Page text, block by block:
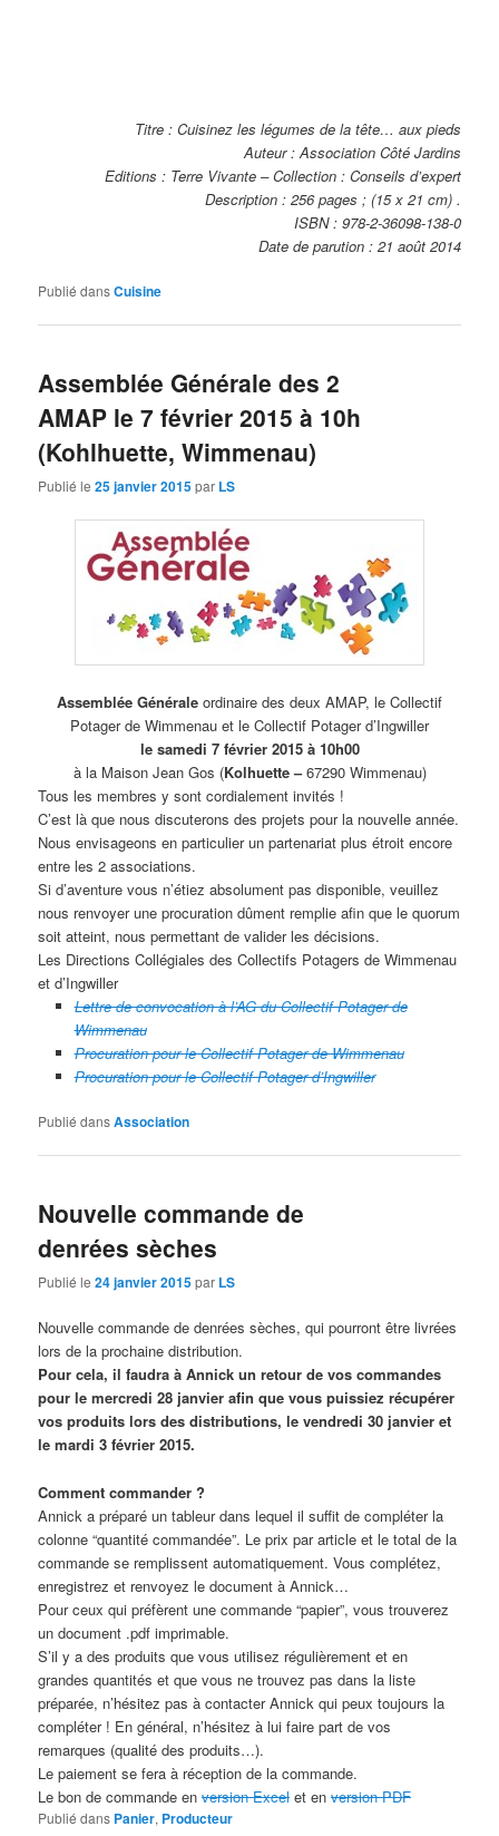
Titre : Cuisinez les légumes de la tête… aux pieds
Auteur : Association Côté Jardins
Editions : Terre Vivante – Collection : Conseils d’expert
Description : 256 pages ; (15 x 21 cm) .
ISBN : 978-2-36098-138-0
Date de parution : 21 août 2014
Publié dansCuisine
Assemblée Générale des 2
AMAP le 7 février 2015 à 10h
(Kohlhuette, Wimmenau)
Publié le25 janvier 2015par LS
Assemblée Générale ordinaire des deux AMAP, le Collectif
Potager de Wimmenau et le Collectif Potager d’Ingwiller
le samedi 7 février 2015 à 10h00
à la Maison Jean Gos (Kolhuette –67290 Wimmenau)
Tous les membres y sont cordialement invités !
C’est là que nous discuterons des projets pour la nouvelle année.
Nous envisageons en particulier un partenariat plus étroit encore
entre les 2 associations.
Si d’aventure vous n’étiez absolument pas disponible, veuillez
nous renvoyer une procuration dûment remplie afin que le quorum
soit atteint, nous permettant de valider les décisions.
Les Directions Collégiales des Collectifs Potagers de Wimmenau
et d’Ingwiller
Lettre de convocation à l’AG du Collectif Potager de
Wimmenau
Procuration pour le Collectif Potager de Wimmenau
Procuration pour le Collectif Potager d’Ingwiller
Publié dansAssociation
Nouvelle commande de
denrées sèches
Publié le24 janvier 2015par LS
Nouvelle commande de denrées sèches, qui pourront être livrées
lors de la prochaine distribution.
Pour cela, il faudra à Annick un retour de vos commandes
pour le mercredi 28 janvier afin que vous puissiez récupérer
vos produits lors des distributions, le vendredi 30 janvier et
le mardi 3 février 2015.
Comment commander ?
Annick a préparé un tableur dans lequel il suffit de compléter la
colonne “quantité commandée”. Le prix par article et le total de la
commande se remplissent automatiquement. Vous complétez,
enregistrez et renvoyez le document à Annick…
Pour ceux qui préfèrent une commande “papier”, vous trouverez
un document .pdf imprimable.
S’il y a des produits que vous utilisez régulièrement et en
grandes quantités et que vous ne trouvez pas dans la liste
préparée, n’hésitez pas à contacter Annick qui peux toujours la
compléter ! En général, n’hésitez à lui faire part de vos
remarques (qualité des produits…).
Le paiement se fera à réception de la commande.
Le bon de commande enversion Excel et enversion PDF
Publié dans Panier, Producteur